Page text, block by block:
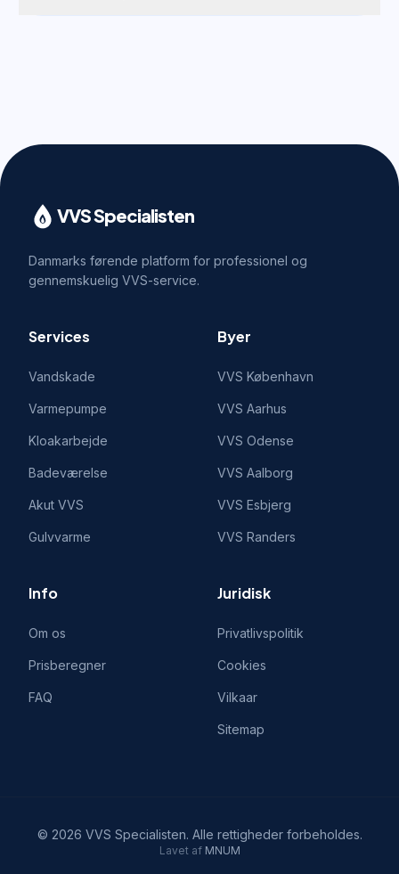
VVS Specialisten
Danmarks førende platform for professionel og
gennemskuelig VVS-service.
Services
Vandskade
Varmepumpe
Kloakarbejde
Badeværelse
Akut VVS
Gulvvarme
Byer
VVS København
VVS Aarhus
VVS Odense
VVS Aalborg
VVS Esbjerg
VVS Randers
Info
Om os
Prisberegner
FAQ
Juridisk
Privatlivspolitik
Cookies
Vilkaar
Sitemap
© 2026 VVS Specialisten. Alle rettigheder forbeholdes.
Lavet af MNUM